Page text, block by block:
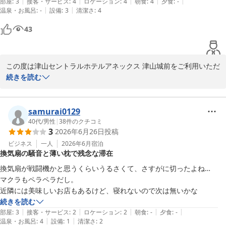
津山セントラルホテルアネックス津山城前
フロント　平岡
【連泊限定】【駐車場無料】お得！客室清掃不要プラン★朝食無料
ープ）
2026-06-11
スの提供に努めてまいります。
また津山へお越しの際は、ぜひご利用くださいませ。
カレー（※数量限定）、すき焼き丼・親子丼・牛丼・中華丼の4種
（※丼はお1人様1種類のみ）を
夜7時から9時までご提供しております。
また、ドリンクサーバー（ソフトドリンクやアルコール割り対応）
16時から24時までご利用いただけます。
ミニラーメン、スープ各種、紅茶、コーヒーなどもご用意しており
ます。
どうぞご滞在中にご利用くださいませ。
さらに、客室にはスマートテレビを導入しており、
YouTubeなどのネット動画もお楽しみいただけます。
ぜひごゆっくりとお過ごしください。
温泉・お風呂: - | 設備: 3 | 清潔さ: 4
43
この度は津山セントラルホテルアネックス 津山城前をご利用いただ
き、誠にありがとうございます。
夜の軽食サービスやドリンクサービス、朝食につきましてご満足い
ただけたとのお言葉を頂戴し、大変嬉しく存じます。
また、「コスパ最高」「リピ確」とのお言葉までいただき、スタッ
フ一同大変励みになります。
建物につきましては年数を感じる部分もございますが、その中でも
快適にお過ごしいただけるよう、サービス面や清掃面の向上に努め
てまいります。
今後も「また泊まりたい」と思っていただけるホテルを目指してま
いりますので、また津山へお越しの際はぜひご利用くださいませ。
続きを読む
samurai0129
40代/男性 |38件のクチコミ
3 2026年6月26日投稿
ビジネス 一人 2026年6月宿泊
換気扇の騒音と薄い枕で残念な滞在
換気扇が戦闘機かと思うくらいうるさくて、さすがに切ったよね…
マクラもペラペラだし。
近隣には美味しいお店もあるけど、寝れないので次は無いかな
続きを読む
部屋: 3 | 接客・サービス: 2 | ロケーション: 2 | 朝食: - | 夕食: - |
温泉・お風呂: 4 | 設備: 1 | 清潔さ: 2